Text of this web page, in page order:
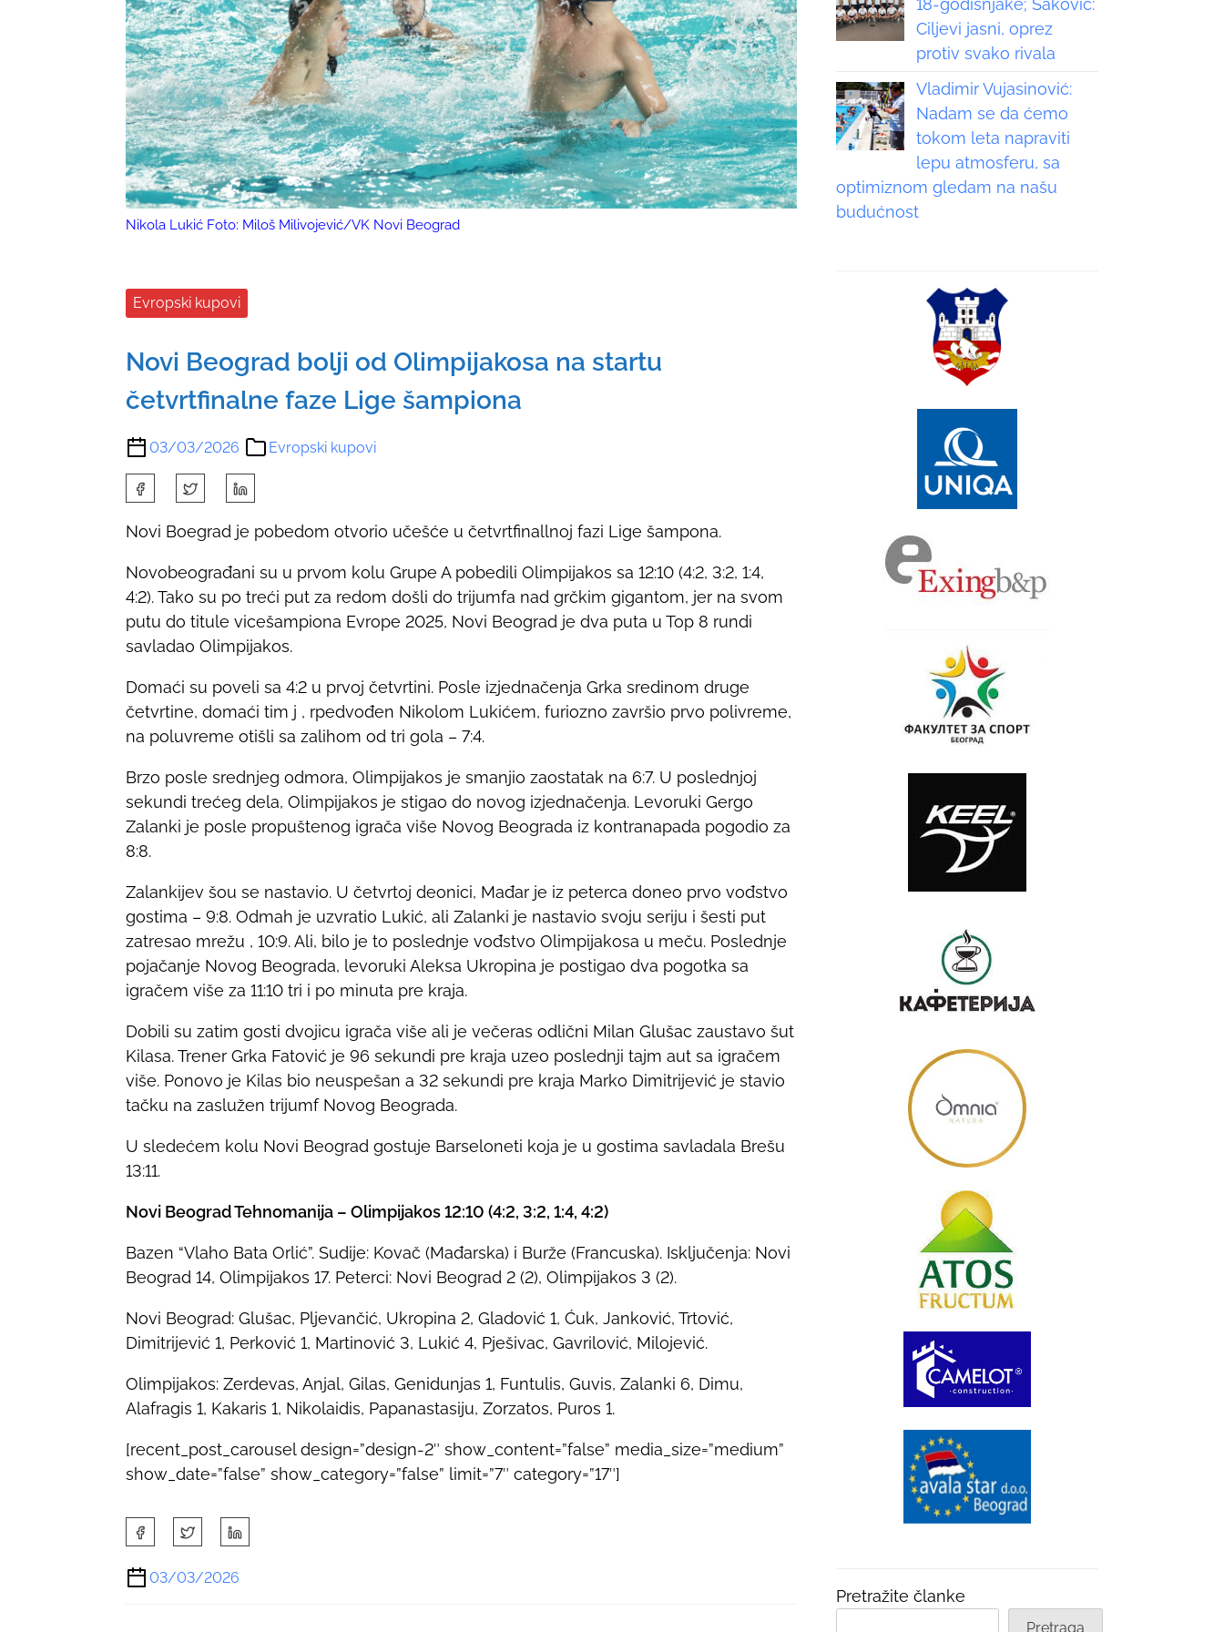
Nikola Lukić Foto: Miloš Milivojević/VK Novi Beograd
Evropski kupovi
Novi Beograd bolji od Olimpijakosa na startu
četvrtfinalne faze Lige šampiona
03/03/2026 Evropski kupovi
a
e
h
i
s
p
o
t
o
n
:
Novi Boegrad je pobedom otvorio učešće u četvrtfinallnoj fazi Lige šampona.
Novobeograđani su u prvom kolu Grupe A pobedili Olimpijakos sa 12:10 (4:2, 3:2, 1:4,
4:2). Tako su po treći put za redom došli do trijumfa nad grčkim gigantom, jer na svom
putu do titule vicešampiona Evrope 2025, Novi Beograd je dva puta u Top 8 rundi
savladao Olimpijakos.
Domaći su poveli sa 4:2 u prvoj četvrtini. Posle izjednačenja Grka sredinom druge
četvrtine, domaći tim j , rpedvođen Nikolom Lukićem, furiozno završio prvo polivreme,
na poluvreme otišli sa zalihom od tri gola – 7:4.
Brzo posle srednjeg odmora, Olimpijakos je smanjio zaostatak na 6:7. U poslednjoj
sekundi trećeg dela, Olimpijakos je stigao do novog izjednačenja. Levoruki Gergo
Zalanki je posle propuštenog igrača više Novog Beograda iz kontranapada pogodio za
8:8.
Zalankijev šou se nastavio. U četvrtoj deonici, Mađar je iz peterca doneo prvo vođstvo
gostima – 9:8. Odmah je uzvratio Lukić, ali Zalanki je nastavio svoju seriju i šesti put
zatresao mrežu , 10:9. Ali, bilo je to poslednje vođstvo Olimpijakosa u meču. Poslednje
pojačanje Novog Beograda, levoruki Aleksa Ukropina je postigao dva pogotka sa
igračem više za 11:10 tri i po minuta pre kraja.
Dobili su zatim gosti dvojicu igrača više ali je večeras odlični Milan Glušac zaustavo šut
Kilasa. Trener Grka Fatović je 96 sekundi pre kraja uzeo poslednji tajm aut sa igračem
više. Ponovo je Kilas bio neuspešan a 32 sekundi pre kraja Marko Dimitrijević je stavio
tačku na zaslužen trijumf Novog Beograda.
U sledećem kolu Novi Beograd gostuje Barseloneti koja je u gostima savladala Brešu
13:11.
Novi Beograd Tehnomanija – Olimpijakos 12:10 (4:2, 3:2, 1:4, 4:2)
Bazen “Vlaho Bata Orlić”. Sudije: Kovač (Mađarska) i Burže (Francuska). Isključenja: Novi
Beograd 14, Olimpijakos 17. Peterci: Novi Beograd 2 (2), Olimpijakos 3 (2).
Novi Beograd: Glušac, Pljevančić, Ukropina 2, Gladović 1, Ćuk, Janković, Trtović,
Dimitrijević 1, Perković 1, Martinović 3, Lukić 4, Pješivac, Gavrilović, Milojević.
Olimpijakos: Zerdevas, Anjal, Gilas, Genidunjas 1, Funtulis, Guvis, Zalanki 6, Dimu,
Alafragis 1, Kakaris 1, Nikolaidis, Papanastasiju, Zorzatos, Puros 1.
[recent_post_carousel design=”design-2″ show_content=”false” media_size=”medium”
show_date=”false” show_category=”false” limit=”7″ category=”17″]
h
a
r
03/03/2026
18-godišnjake; Saković:
Ciljevi jasni, oprez
protiv svako rivala
Vladimir Vujasinović:
Nadam se da ćemo
tokom leta napraviti
lepu atmosferu, sa
optimiznom gledam na našu
budućnost
Pretražite članke
Pretraga